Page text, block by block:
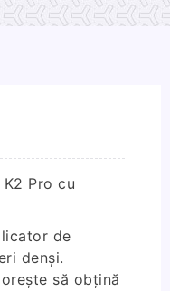
Pro
Pro cu
de
denși.
să obțină